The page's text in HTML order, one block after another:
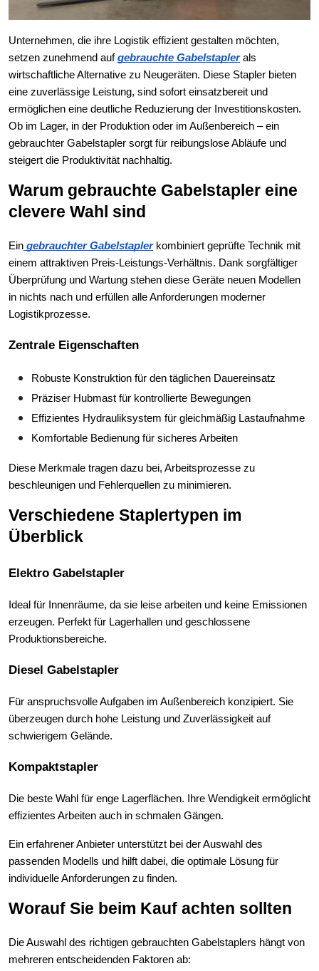
Unternehmen, die ihre Logistik effizient gestalten möchten,
setzen zunehmend auf gebrauchte Gabelstapler als
wirtschaftliche Alternative zu Neugeräten. Diese Stapler bieten
eine zuverlässige Leistung, sind sofort einsatzbereit und
ermöglichen eine deutliche Reduzierung der Investitionskosten.
Ob im Lager, in der Produktion oder im Außenbereich – ein
gebrauchter Gabelstapler sorgt für reibungslose Abläufe und
steigert die Produktivität nachhaltig.
Warum gebrauchte Gabelstapler eine
clevere Wahl sind
Ein gebrauchter Gabelstapler kombiniert geprüfte Technik mit
einem attraktiven Preis-Leistungs-Verhältnis. Dank sorgfältiger
Überprüfung und Wartung stehen diese Geräte neuen Modellen
in nichts nach und erfüllen alle Anforderungen moderner
Logistikprozesse.
Zentrale Eigenschaften
Robuste Konstruktion für den täglichen Dauereinsatz
Präziser Hubmast für kontrollierte Bewegungen
Effizientes Hydrauliksystem für gleichmäßig Lastaufnahme
Komfortable Bedienung für sicheres Arbeiten
Diese Merkmale tragen dazu bei, Arbeitsprozesse zu
beschleunigen und Fehlerquellen zu minimieren.
Verschiedene Staplertypen im
Überblick
Elektro Gabelstapler
Ideal für Innenräume, da sie leise arbeiten und keine Emissionen
erzeugen. Perfekt für Lagerhallen und geschlossene
Produktionsbereiche.
Diesel Gabelstapler
Für anspruchsvolle Aufgaben im Außenbereich konzipiert. Sie
überzeugen durch hohe Leistung und Zuverlässigkeit auf
schwierigem Gelände.
Kompaktstapler
Die beste Wahl für enge Lagerflächen. Ihre Wendigkeit ermöglicht
effizientes Arbeiten auch in schmalen Gängen.
Ein erfahrener Anbieter unterstützt bei der Auswahl des
passenden Modells und hilft dabei, die optimale Lösung für
individuelle Anforderungen zu finden.
Worauf Sie beim Kauf achten sollten
Die Auswahl des richtigen gebrauchten Gabelstaplers hängt von
mehreren entscheidenden Faktoren ab: